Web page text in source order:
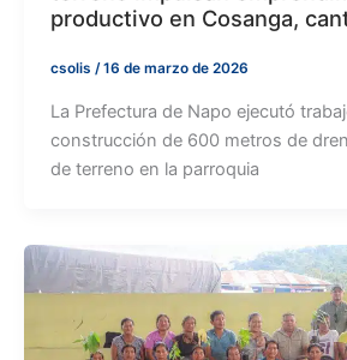
productivo en Cosanga,
csolis /16 de marzo de 2026
La Prefectura de Napo ejecutó
construcción de 600 metros de
de terreno en la parroquia